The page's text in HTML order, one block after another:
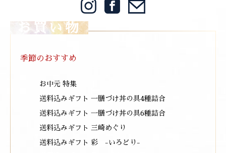
お買い物
季節のおすすめ
お中元 特集
送料込みギフト 一膳づけ丼の具4種詰合
送料込みギフト 一膳づけ丼の具6種詰合
送料込みギフト 三崎めぐり
送料込みギフト 彩 -いろどり-